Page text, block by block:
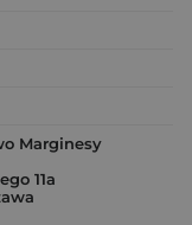
Marginesy
11a